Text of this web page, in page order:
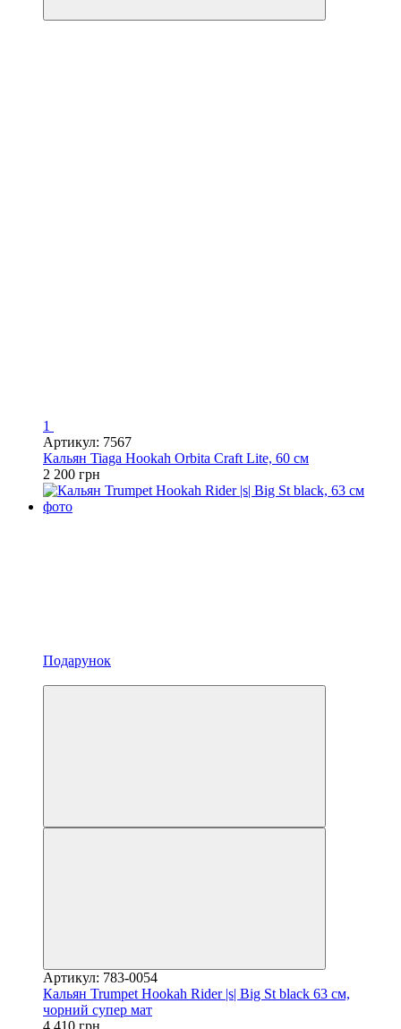
1
Артикул: 7567
Кальян Tiaga Hookah Orbita Craft Lite, 60 см
2 200 грн
Подарунок
Артикул: 783-0054
Кальян Trumpet Hookah Rider |s| Big St black 63 см,
чорний супер мат
4 410 грн